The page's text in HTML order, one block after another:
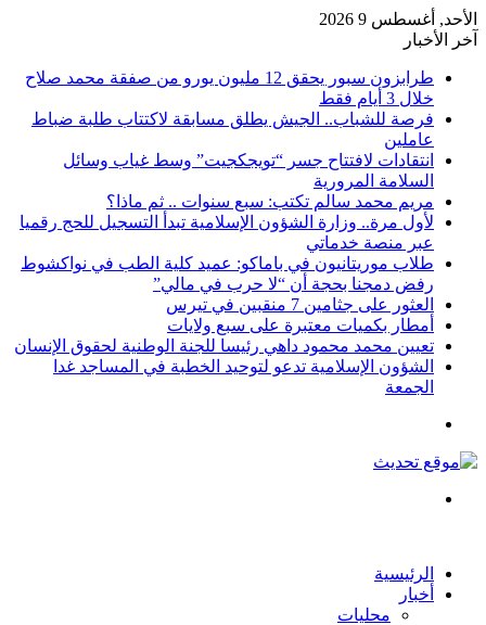
الأحد, أغسطس 9 2026
آخر الأخبار
طرابزون سبور يحقق 12 مليون يورو من صفقة محمد صلاح
خلال 3 أيام فقط
فرصة للشباب.. الجيش يطلق مسابقة لاكتتاب طلبة ضباط
عاملين
انتقادات لافتتاح جسر “تويجكجيت” وسط غياب وسائل
السلامة المرورية
مريم محمد سالم تكتب: سبع سنوات .. ثم ماذا؟
لأول مرة.. وزارة الشؤون الإسلامية تبدأ التسجيل للحج رقميا
عبر منصة خدماتي
طلاب موريتانيون في باماكو: عميد كلية الطب في نواكشوط
رفض دمجنا بحجة أن “لا حرب في مالي”
العثور على جثامين 7 منقبين في تيرس
أمطار بكميات معتبرة على سبع ولايات
تعيين محمد محمود داهي رئيسا للجنة الوطنية لحقوق الإنسان
الشؤون الإسلامية تدعو لتوحيد الخطبة في المساجد غدا
الجمعة
الرئيسية
أخبار
محليات